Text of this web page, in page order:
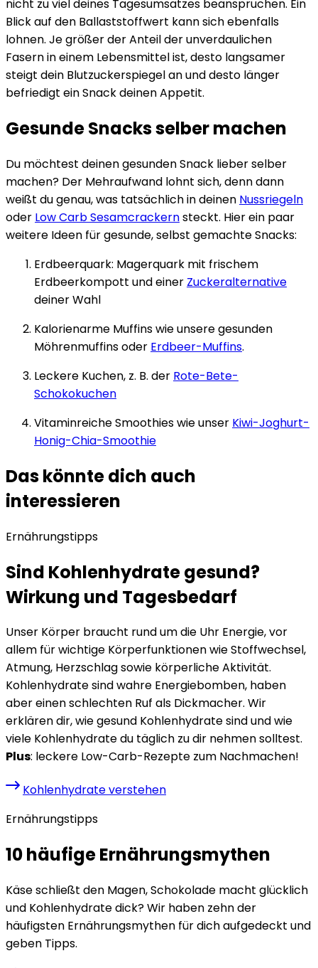
nicht zu viel deines Tagesumsatzes beanspruchen. Ein
Blick auf den Ballaststoffwert kann sich ebenfalls
lohnen. Je größer der Anteil der unverdaulichen
Fasern in einem Lebensmittel ist, desto langsamer
steigt dein Blutzuckerspiegel an und desto länger
befriedigt ein Snack deinen Appetit.
Gesunde Snacks selber machen
Du möchtest deinen gesunden Snack lieber selber
machen? Der Mehraufwand lohnt sich, denn dann
weißt du genau, was tatsächlich in deinen Nussriegeln
oder Low Carb Sesamcrackernsteckt. Hier ein paar
weitere Ideen für gesunde, selbst gemachte Snacks:
Erdbeerquark: Magerquark mit frischem
Erdbeerkompott und einer Zuckeralternative
deiner Wahl
Kalorienarme Muffins wie unsere gesunden
Möhrenmuffins oder Erdbeer-Muffins.
Leckere Kuchen, z. B. der Rote-Bete-
Schokokuchen
Vitaminreiche Smoothies wie unser Kiwi-Joghurt-
Honig-Chia-Smoothie
Das könnte dich auch
interessieren
Ernährungstipps
Sind Kohlenhydrate gesund?
Wirkung und Tagesbedarf
Unser Körper braucht rund um die Uhr Energie, vor
allem für wichtige Körperfunktionen wie Stoffwechsel,
Atmung, Herzschlag sowie körperliche Aktivität.
Kohlenhydrate sind wahre Energiebomben, haben
aber einen schlechten Ruf als Dickmacher. Wir
erklären dir, wie gesund Kohlenhydrate sind und wie
viele Kohlenhydrate du täglich zu dir nehmen solltest.
Plus: leckere Low-Carb-Rezepte zum Nachmachen!
Kohlenhydrate verstehen
Ernährungstipps
10 häufige Ernährungsmythen
Käse schließt den Magen, Schokolade macht glücklich
und Kohlenhydrate dick? Wir haben zehn der
häufigsten Ernährungsmythen für dich aufgedeckt und
geben Tipps.